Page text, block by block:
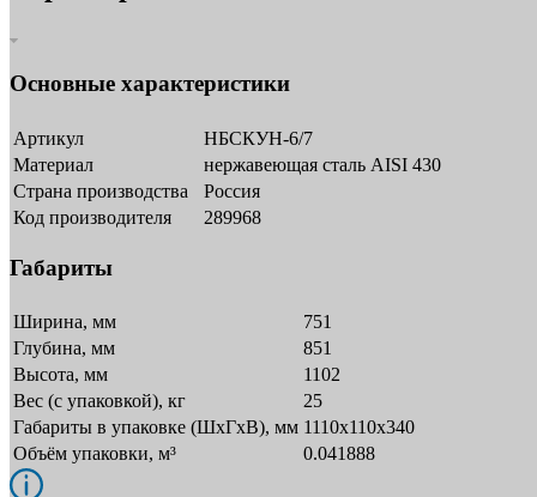
Основные характеристики
Артикул
НБСКУН-6/7
Материал
нержавеющая сталь AISI 430
Страна производства
Россия
Код производителя
289968
Габариты
Ширина, мм
751
Глубина, мм
851
Высота, мм
1102
Вес (с упаковкой), кг
25
Габариты в упаковке (ШxГxВ), мм 1110x110x340
Объём упаковки, м³
0.041888